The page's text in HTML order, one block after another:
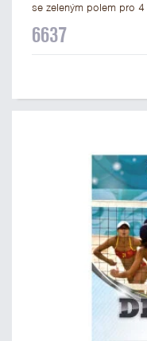
se zeleným polem pro
A4 a A5. Papírový
6637